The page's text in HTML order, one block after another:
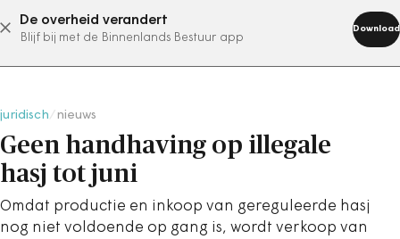
De overheid verandert
Blijf bij met de Binnenlands Bestuur app
Download
abonneer nu
juridisch nieuws
Geen handhaving op illegale
hasj tot juni
Omdat productie en inkoop van gereguleerde hasj
nog niet voldoende op gang is, wordt verkoop van